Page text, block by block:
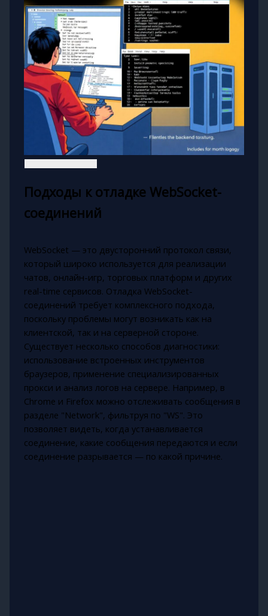
Подходы к отладке WebSocket-
соединений
WebSocket — это двусторонний протокол связи,
который широко используется для реализации
чатов, онлайн-игр, торговых платформ и других
real-time сервисов. Отладка WebSocket-
соединений требует комплексного подхода,
поскольку проблемы могут возникать как на
клиентской, так и на серверной стороне.
Существует несколько способов диагностики:
использование встроенных инструментов
браузеров, применение специализированных
прокси и анализ логов на сервере. Например, в
Chrome и Firefox можно отслеживать сообщения в
разделе "Network", фильтруя по "WS". Это
позволяет видеть, когда устанавливается
соединение, какие сообщения передаются и если
соединение разрывается — по какой причине.